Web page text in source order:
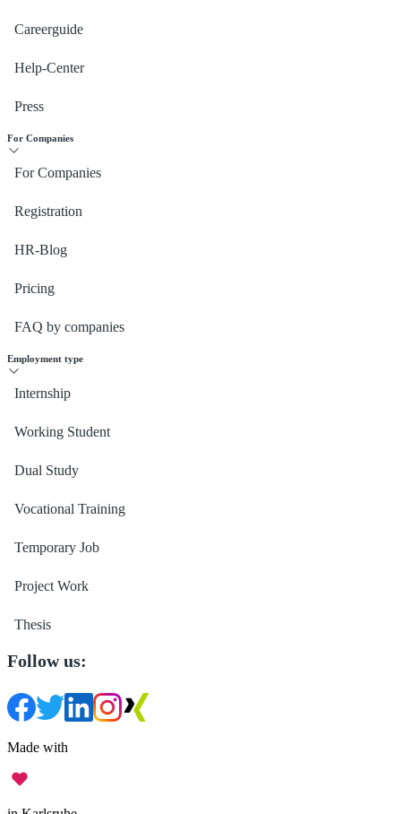
Careerguide
Help-Center
Press
For Companies
For Companies
Registration
HR-Blog
Pricing
FAQ by companies
Employment type
Internship
Working Student
Dual Study
Vocational Training
Temporary Job
Project Work
Thesis
Follow us:
Made with